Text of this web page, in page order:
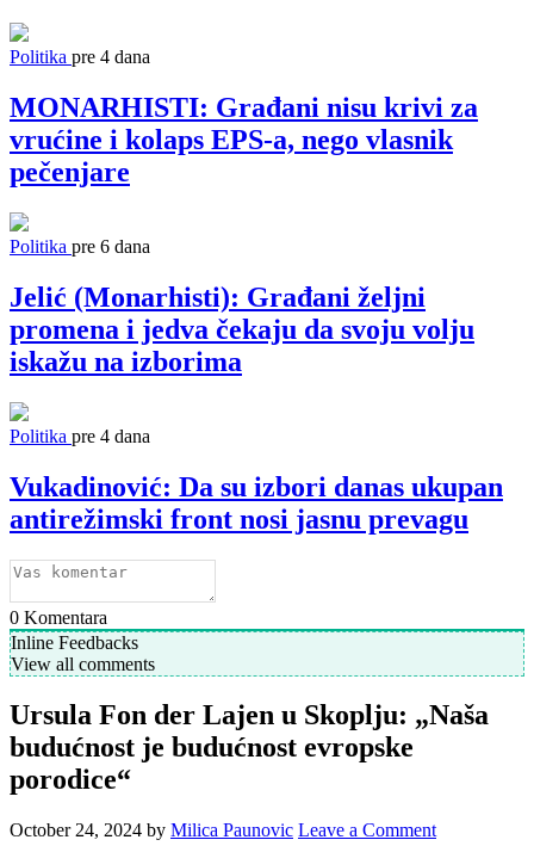
Politika pre 4 dana
MONARHISTI: Građani nisu krivi za
vrućine i kolaps EPS-a, nego vlasnik
pečenjare
Politika pre 6 dana
Jelić (Monarhisti): Građani željni
promena i jedva čekaju da svoju volju
iskažu na izborima
Politika pre 4 dana
Vukadinović: Da su izbori danas ukupan
antirežimski front nosi jasnu prevagu
0 Komentara
Inline Feedbacks
View all comments
Ursula Fon der Lajen u Skoplju: „Naša
budućnost je budućnost evropske
porodice“
October 24, 2024 by Milica Paunovic Leave a Comment